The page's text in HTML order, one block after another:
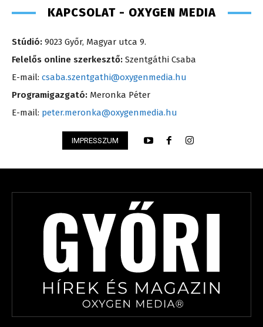
KAPCSOLAT - OXYGEN MEDIA
Stúdió: 9023 Győr, Magyar utca 9.
Felelős online szerkesztő: Szentgáthi Csaba
E-mail: csaba.szentgathi@oxygenmedia.hu
Programigazgató: Meronka Péter
E-mail: peter.meronka@oxygenmedia.hu
IMPRESSZUM